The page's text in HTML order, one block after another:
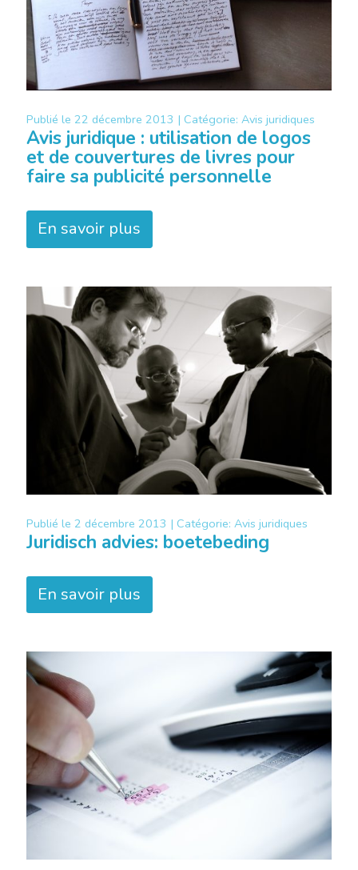
Publié le 22 décembre 2013 | Catégorie: Avis juridiques
Avis juridique : utilisation de logos
et de couvertures de livres pour
faire sa publicité personnelle
En savoir plus
Publié le 2 décembre 2013 | Catégorie: Avis juridiques
Juridisch advies: boetebeding
En savoir plus